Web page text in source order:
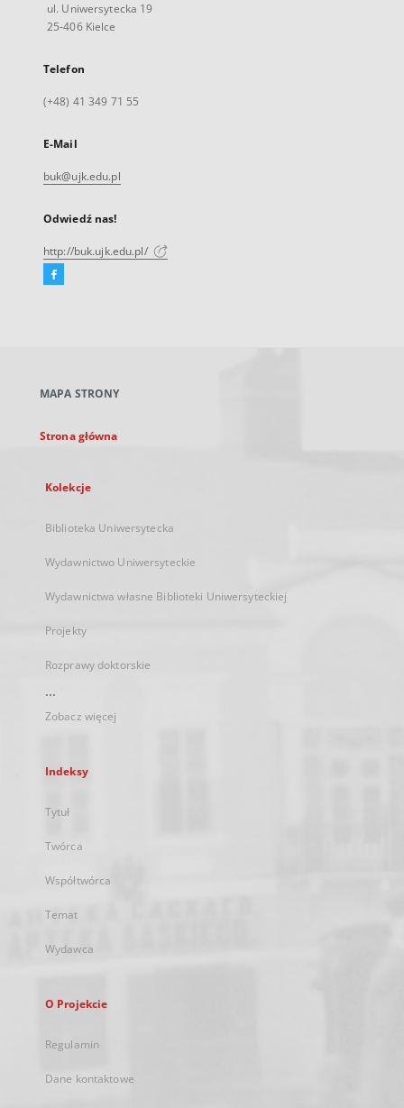
ul. Uniwersytecka 19
25-406 Kielce
Telefon
(+48) 41 349 71 55
E-Mail
buk@ujk.edu.pl
Odwiedź nas!
http://buk.ujk.edu.pl/
Facebook
karcie
MAPA STRONY
Strona główna
Kolekcje
Biblioteka Uniwersytecka
Wydawnictwo Uniwersyteckie
Wydawnictwa własne Biblioteki Uniwersyteckiej
Projekty
Rozprawy doktorskie
...
Zobacz więcej
Indeksy
Tytuł
Twórca
Współtwórca
Temat
Wydawca
O Projekcie
Regulamin
Dane kontaktowe